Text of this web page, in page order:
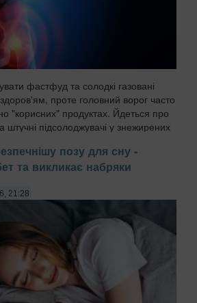
фастфуд та солодкі газовані
здоров'ям, проте головний ворог часто
"корисних" продуктах. Йдеться про
штучні підсолоджувачі у знежирених
позу для сну -
та викликає набряки
21:28